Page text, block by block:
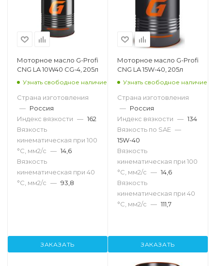
Моторное масло G-Profi
CNG LA 10W40 CG-4, 205л
Узнать свободное наличие
Страна изготовления
— Россия
Индекс вязкости — 162
Вязкость
кинематическая при 100
°С, мм2/с — 14,6
Вязкость
кинематическая при 40
°С, мм2/с — 93,8
ЗАКАЗАТЬ
Моторное масло G-Profi
CNG LA 15W-40, 205л
Узнать свободное наличие
Страна изготовления
— Россия
Индекс вязкости — 134
Вязкость по SAE —
15W-40
Вязкость
кинематическая при 100
°С, мм2/с — 14,6
Вязкость
кинематическая при 40
°С, мм2/с — 111,7
ЗАКАЗАТЬ